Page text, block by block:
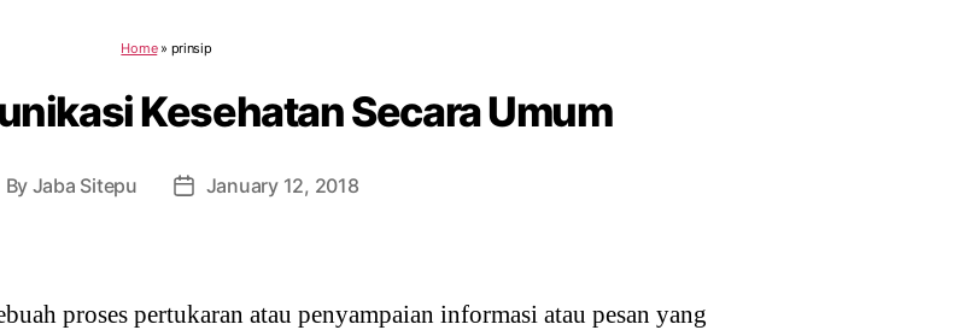
Home» prinsip
Kesehatan Secara Umum
By Jaba Sitepu
PostJanuary 12, 2018
proses pertukaran atau penyampaian informasi atau pesan yang